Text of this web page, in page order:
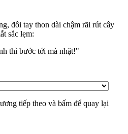
đôi tay thon dài chậm rãi rút cây
sắc lẹm:
thì bước tới mà nhặt!"
tiếp theo và bấm để quay lại